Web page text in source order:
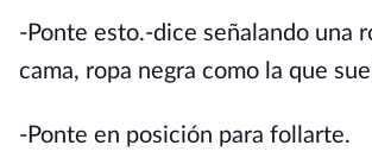
-Ponte esto.-dice señalando una
cama, ropa negra como la que
-Ponte en posición para follarte.